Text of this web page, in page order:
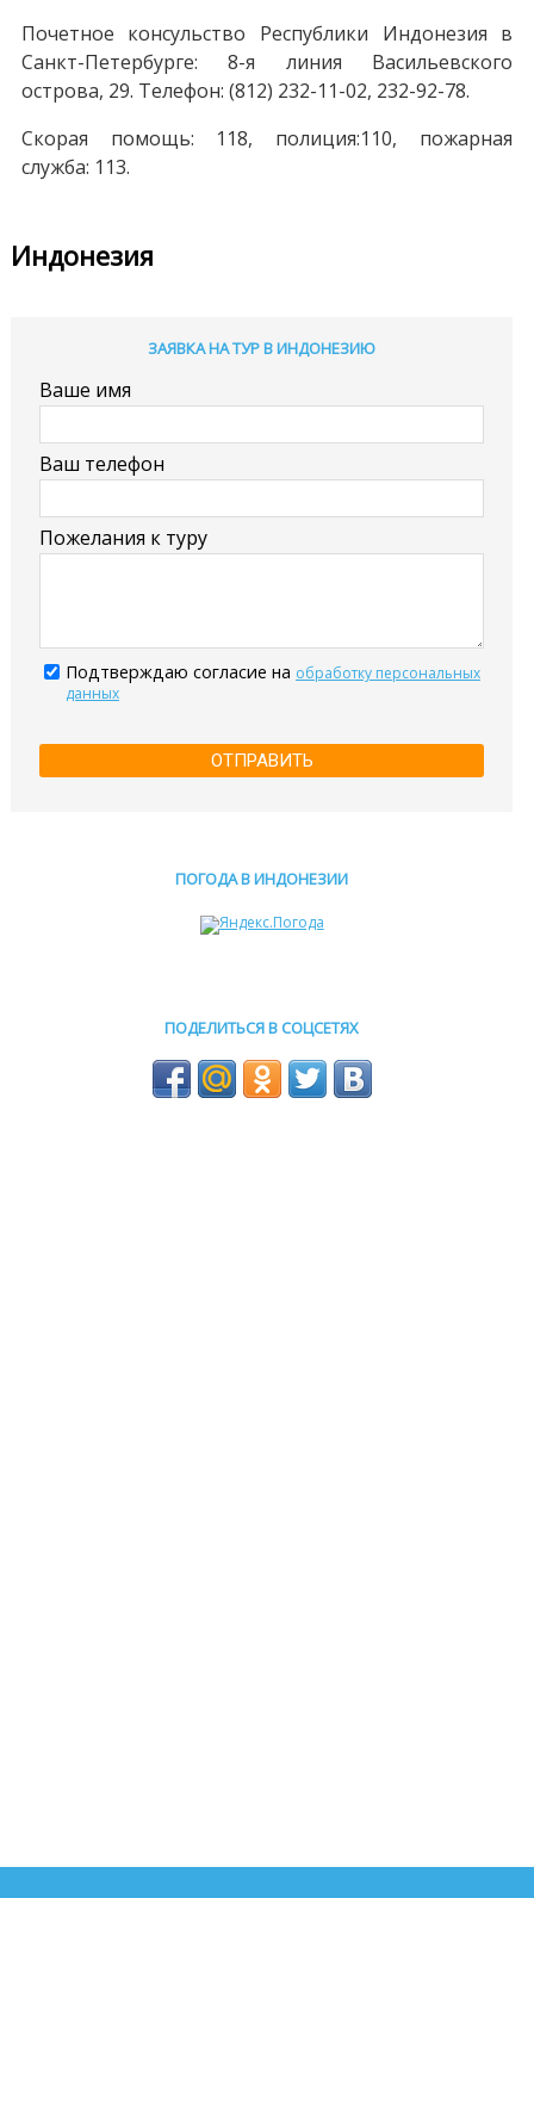
Почетное консульство Республики Индонезия в
Санкт-Петербурге: 8-я линия Васильевского
острова, 29. Телефон: (812) 232-11-02, 232-92-78.
Скорая помощь: 118, полиция:110, пожарная
служба: 113.
Индонезия
ЗАЯВКА НА ТУР В ИНДОНЕЗИЮ
Ваше имя
Ваш телефон
Пожелания к туру
Подтверждаю согласие на обработку персональных
данных
ОТПРАВИТЬ
ПОГОДА В ИНДОНЕЗИИ
ПОДЕЛИТЬСЯ В СОЦСЕТЯХ